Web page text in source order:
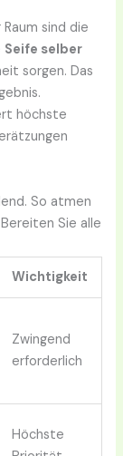
sind die
Seife selber
sorgen. Das
höchste
So atmen
Sie alle
Wichtigkeit
Zwingend
erforderlich
Höchste